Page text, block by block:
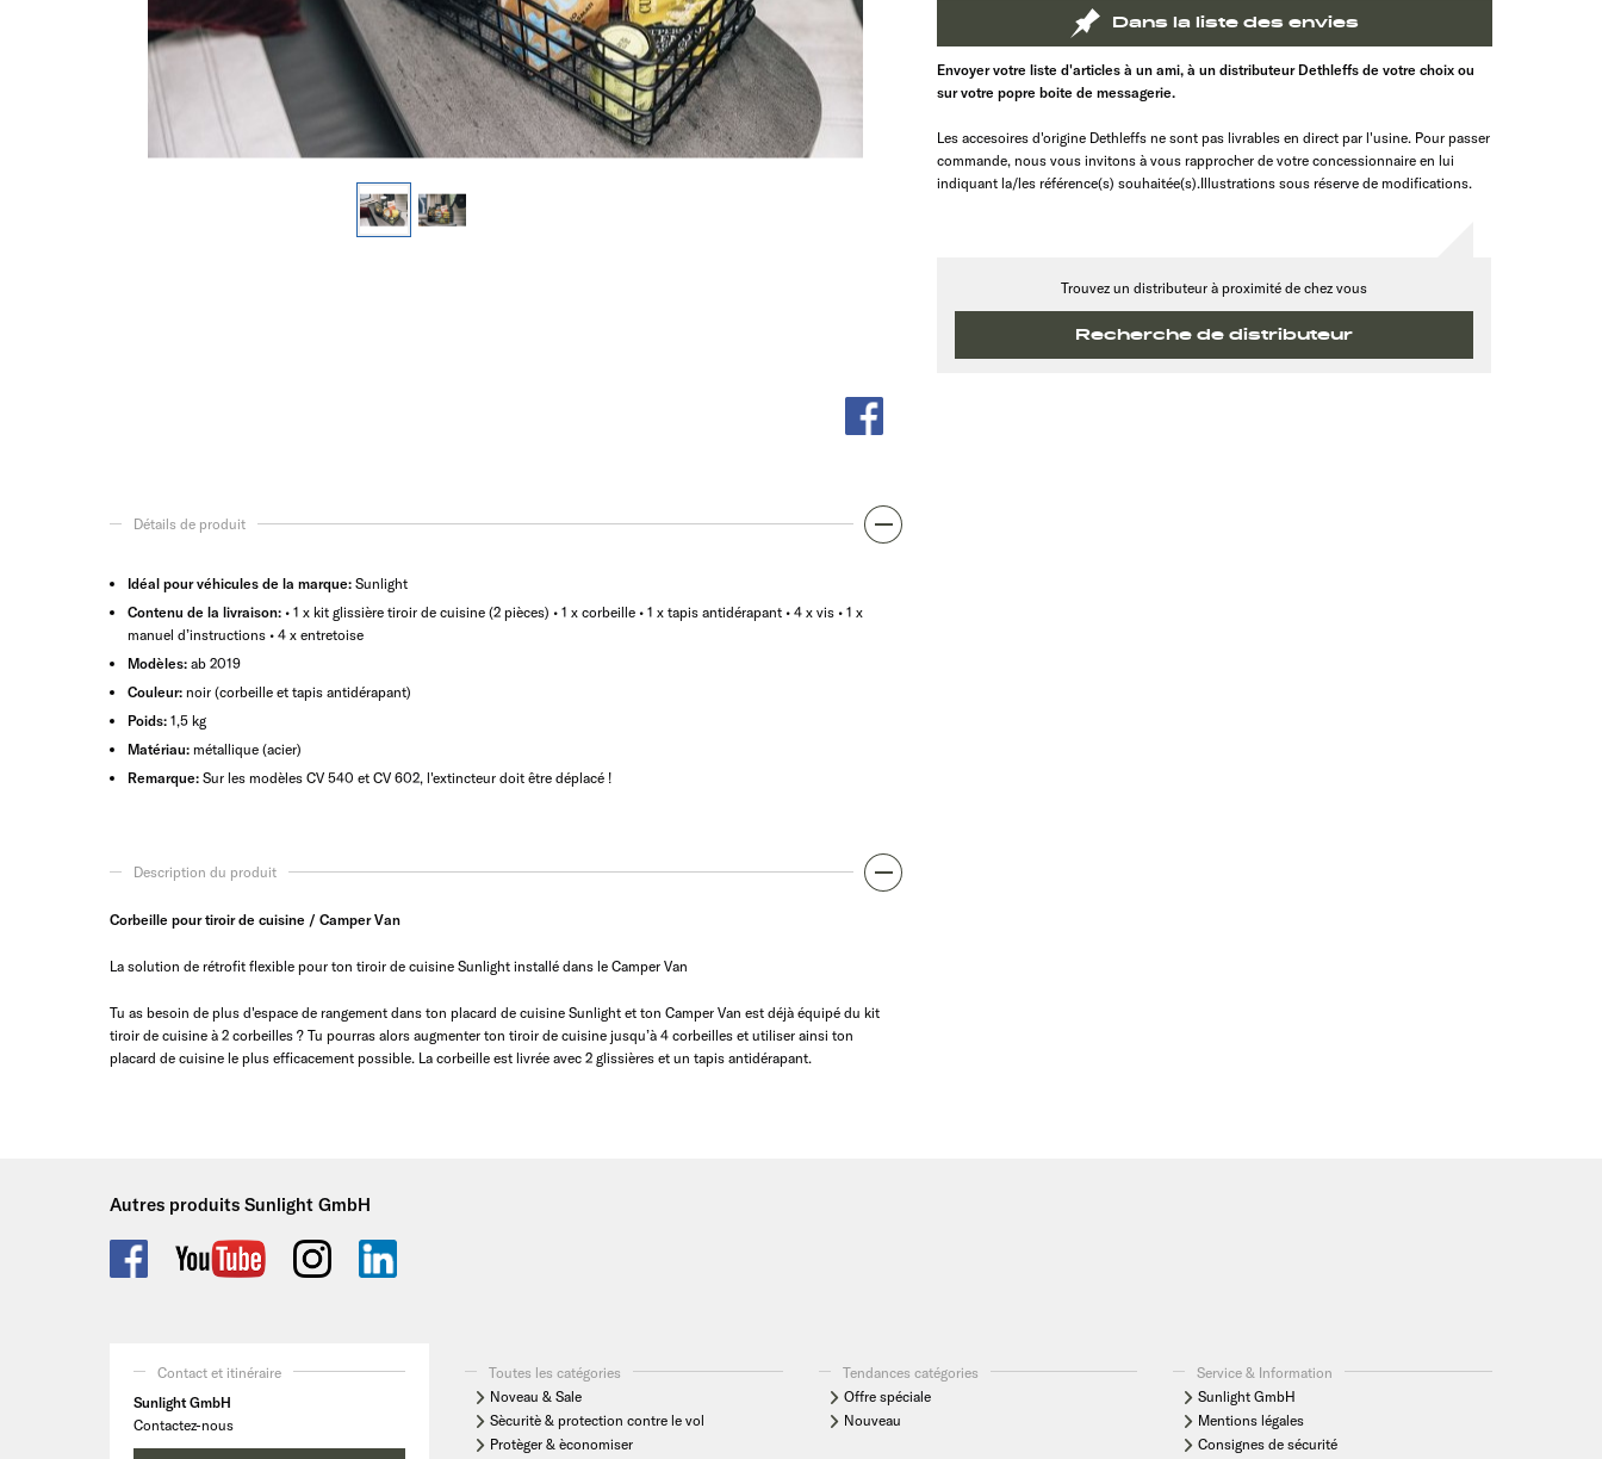
Dans la liste des envies
Envoyer votre liste d'articles à un ami, à un distributeur Dethleffs de votre choix ou
sur votre popre boite de messagerie.
Les accesoires d'origine Dethleffs ne sont pas livrables en direct par l'usine. Pour passer
commande, nous vous invitons à vous rapprocher de votre concessionnaire en lui
indiquant la/les référence(s) souhaitée(s).Illustrations sous réserve de modifications.
Trouvez un distributeur à proximité de chez vous
Recherche de distributeur
Détails de produit
Idéal pour véhicules de la marque: Sunlight
Contenu de la livraison: • 1 x kit glissière tiroir de cuisine (2 pièces) • 1 x corbeille • 1 x tapis antidérapant • 4 x vis • 1 x
manuel d’instructions • 4 x entretoise
Modèles: ab 2019
Couleur: noir (corbeille et tapis antidérapant)
Poids: 1,5 kg
Matériau: métallique (acier)
Remarque: Sur les modèles CV 540 et CV 602, l'extincteur doit être déplacé !
Description du produit
Corbeille pour tiroir de cuisine / Camper Van
La solution de rétrofit flexible pour ton tiroir de cuisine Sunlight installé dans le Camper Van
Tu as besoin de plus d'espace de rangement dans ton placard de cuisine Sunlight et ton Camper Van est déjà équipé du kit
tiroir de cuisine à 2 corbeilles ? Tu pourras alors augmenter ton tiroir de cuisine jusqu’à 4 corbeilles et utiliser ainsi ton
placard de cuisine le plus efficacement possible. La corbeille est livrée avec 2 glissières et un tapis antidérapant.
Autres produits Sunlight GmbH
Contact et itinéraire
Sunlight GmbH
Contactez-nous
Toutes les catégories
Noveau & Sale
Sècuritè & protection contre le vol
Protèger & èconomiser
Tendances catégories
Offre spéciale
Nouveau
Service & Information
Sunlight GmbH
Mentions légales
Consignes de sécurité